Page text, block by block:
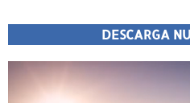
DESCARGA